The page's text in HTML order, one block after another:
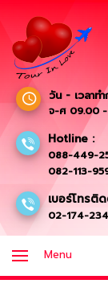
วัน - เวลาทำ
จ-ศ 09.00 -
Hotline :
088-449-
082-113-
เบอร์โทรติ
02-174-
Menu